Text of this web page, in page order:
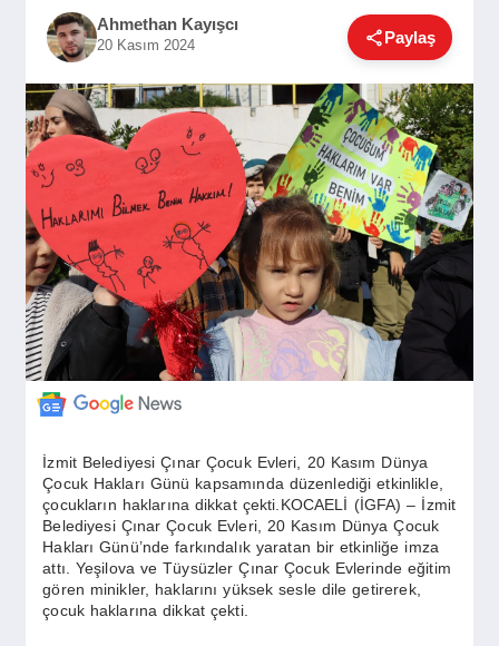
GÜNDEM
SIYASET
EĞITIM
EKONOMI
DÜNYA
SAĞLIK
SPOR
YAŞAM
Ahmethan Kayışcı
20 Kasım 2024 Paylaş
İzmit Belediyesi Çınar Çocuk Evleri, 20 Kasım Dünya
Çocuk Hakları Günü kapsamında düzenlediği etkinlikle,
çocukların haklarına dikkat çekti.KOCAELİ (İGFA) – İzmit
Belediyesi Çınar Çocuk Evleri, 20 Kasım Dünya Çocuk
Hakları Günü’nde farkındalık yaratan bir etkinliğe imza
attı. Yeşilova ve Tüysüzler Çınar Çocuk Evlerinde eğitim
gören minikler, haklarını yüksek sesle dile getirerek,
çocuk haklarına dikkat çekti.